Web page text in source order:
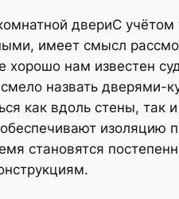
С учётом
имеет смысл
хорошо нам известен
назвать дверями-
как вдоль стены,
становятся